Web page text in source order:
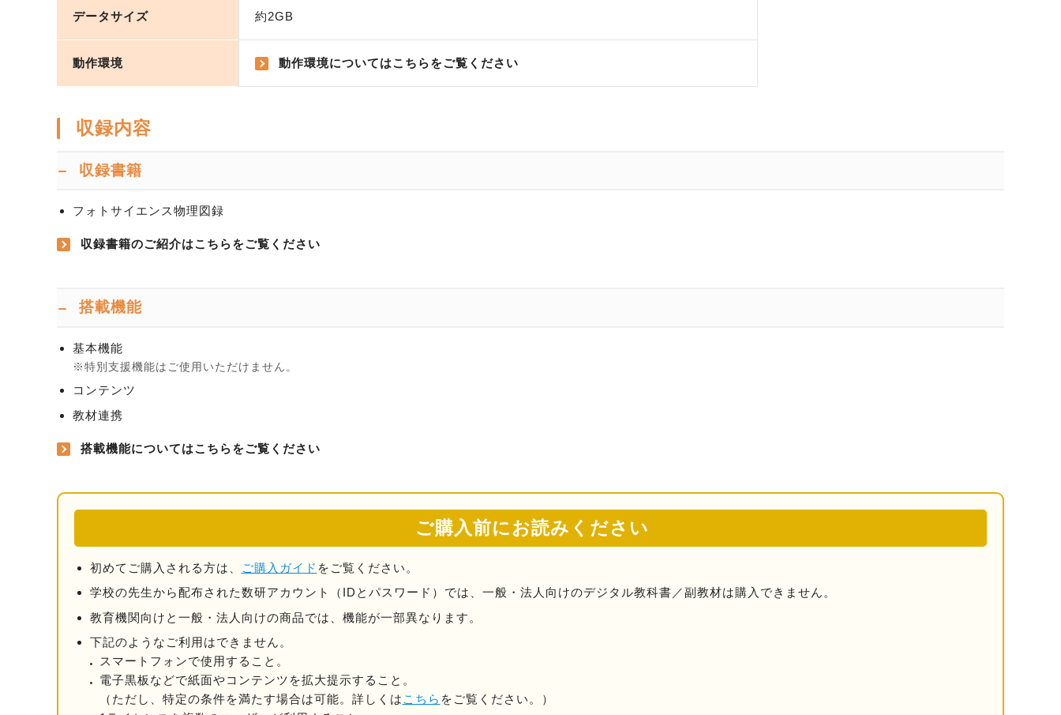
データサイズ 約2GB
動作環境 動作環境についてはこちらをご覧ください
収録内容
収録書籍
フォトサイエンス物理図録
収録書籍のご紹介はこちらをご覧ください
搭載機能
基本機能
特別支援機能はご使用いただけません。
コンテンツ
教材連携
搭載機能についてはこちらをご覧ください
ご購入前にお読みください
初めてご購入される方は、 ご購入ガイド をご覧ください。
学校の先⽣から配布された数研アカウント（IDとパスワード）では、一般・法人向けのデジタル教科書／副教材は購⼊できません。
教育機関向けと一般・法人向けの商品では、機能が一部異なります。
下記のようなご利用はできません。
スマートフォンで使用すること。
電子黒板などで紙面やコンテンツを拡大提示すること。
（ただし、特定の条件を満たす場合は可能。詳しくは こちら をご覧ください。）